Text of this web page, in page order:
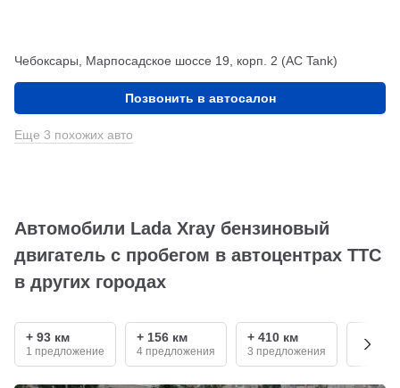
Чебоксары, Марпосадское шоссе 19, корп. 2 (АС Tank)
Позвонить в автосалон
Еще 3 похожих авто
Автомобили Lada Xray бензиновый
двигатель с пробегом в автоцентрах ТТС
в других городах
+ 93 км
1 предложение
+ 156 км
4 предложения
+ 410 км
3 предложения
+ 550
1